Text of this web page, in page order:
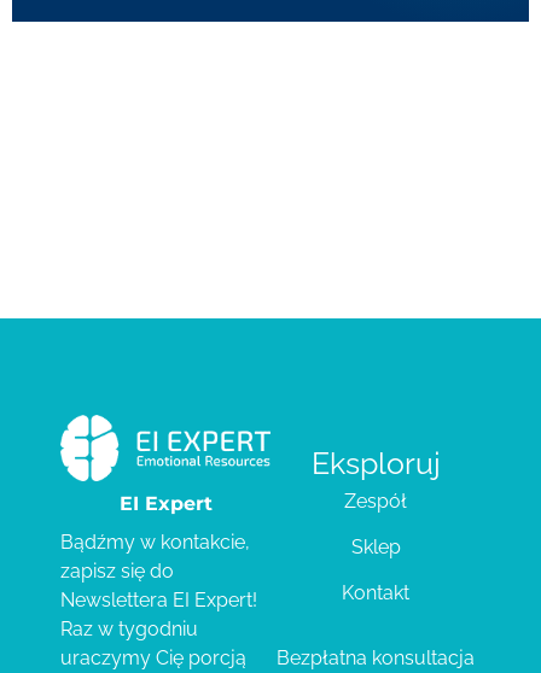
EI Expert
Bądźmy w kontakcie,
zapisz się do
Newslettera EI Expert!
Raz w tygodniu
uraczymy Cię porcją
Eksploruj
Zespół
Sklep
Kontakt
Bezpłatna konsultacja